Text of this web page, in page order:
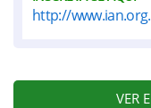
http://
VER